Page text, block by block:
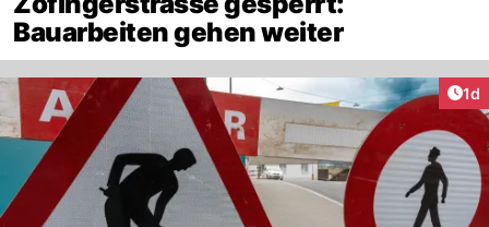
Bauarbeiten gehen weiter
1d